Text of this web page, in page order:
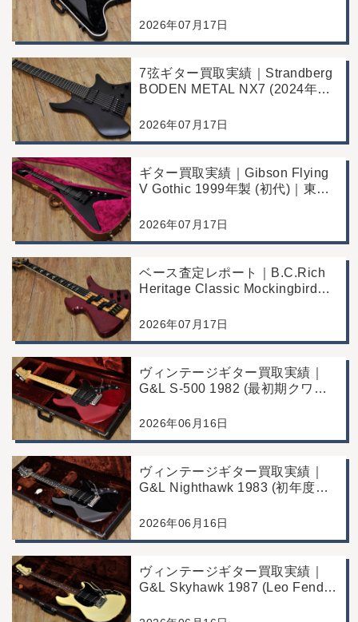
2026年07月17日
7弦ギター買取実績｜Strandberg
BODEN METAL NX7 (2024年製)
店
2026年07月17日
ギター買取実績｜Gibson Flying
V Gothic 1999年製 (初代)｜東京
2026年07月17日
ベース査定レポート｜B.C.Rich
Heritage Classic Mockingbird
にて買取
2026年07月17日
ヴィンテージギター買取実績｜
G&L S-500 1982 (最初期クワガ
買取/コンディション良好の査定
2026年06月16日
ヴィンテージギター買取実績｜
G&L Nighthawk 1983 (初年度マ
区/店頭買取/コンディション良好
2026年06月16日
ヴィンテージギター買取実績｜
G&L Skyhawk 1987 (Leo Fender
川区/店頭買取/コンディション良